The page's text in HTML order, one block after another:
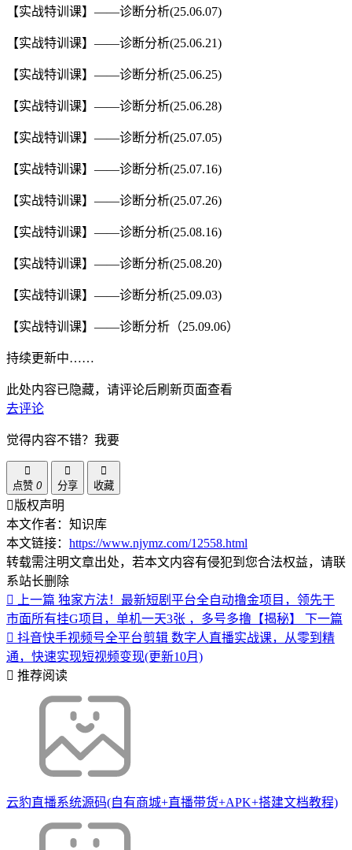
【实战特训课】——诊断分析(25.06.07)
【实战特训课】——诊断分析(25.06.21)
【实战特训课】——诊断分析(25.06.25)
【实战特训课】——诊断分析(25.06.28)
【实战特训课】——诊断分析(25.07.05)
【实战特训课】——诊断分析(25.07.16)
【实战特训课】——诊断分析(25.07.26)
【实战特训课】——诊断分析(25.08.16)
【实战特训课】——诊断分析(25.08.20)
【实战特训课】——诊断分析(25.09.03)
【实战特训课】——诊断分析（25.09.06）
持续更新中……
此处内容已隐藏，请评论后刷新页面查看
去评论
觉得内容不错？我要
点赞 0 分享 收藏
版权声明
本文作者：知识库
本文链接： https://www.njymz.com/12558.html
转载需注明文章出处，若本文内容有侵犯到您合法权益，请联
系站长删除
上一篇 独家方法！最新短剧平台全自动撸金项目，领先于
市面所有挂G项目，单机一天3张 ，多号多撸【揭秘】
下一篇
抖音快手视频号全平台剪辑 数字人直播实战课，从零到精
通，快速实现短视频变现(更新10月)​
推荐阅读
云豹直播系统源码(自有商城+直播带货+APK+搭建文档教程)